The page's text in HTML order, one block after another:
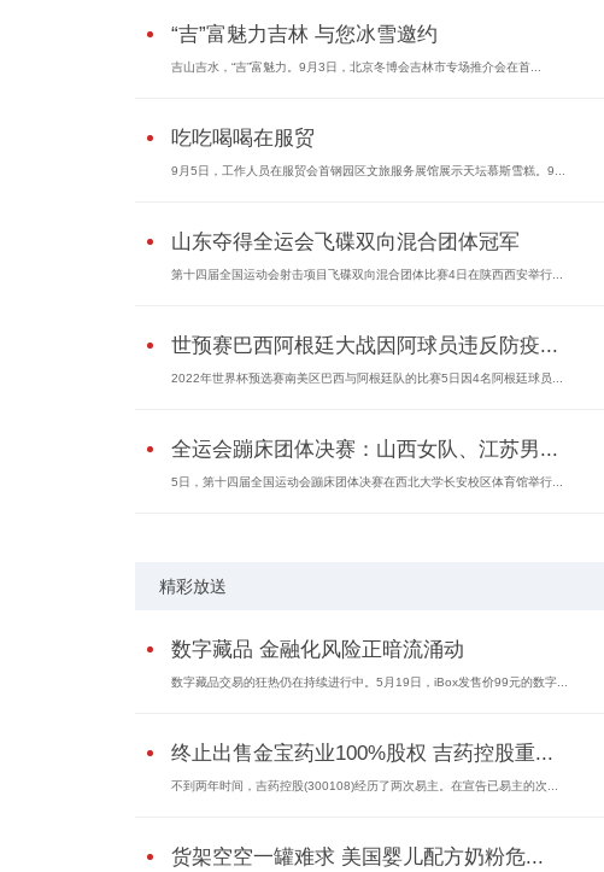
“吉”富魅力吉林 与您冰雪邀约
吉山吉水，“吉”富魅力。9月3日，北京冬博会吉林市专场推介会在首...
吃吃喝喝在服贸
9月5日，工作人员在服贸会首钢园区文旅服务展馆展示天坛慕斯雪糕。9...
山东夺得全运会飞碟双向混合团体冠军
第十四届全国运动会射击项目飞碟双向混合团体比赛4日在陕西西安举行...
世预赛巴西阿根廷大战因阿球员违反防疫...
2022年世界杯预选赛南美区巴西与阿根廷队的比赛5日因4名阿根廷球员...
全运会蹦床团体决赛：山西女队、江苏男...
5日，第十四届全国运动会蹦床团体决赛在西北大学长安校区体育馆举行...
精彩放送
数字藏品 金融化风险正暗流涌动
数字藏品交易的狂热仍在持续进行中。5月19日，iBox发售价99元的数字...
终止出售金宝药业100%股权 吉药控股重...
不到两年时间，吉药控股(300108)经历了两次易主。在宣告已易主的次...
货架空空一罐难求 美国婴儿配方奶粉危...